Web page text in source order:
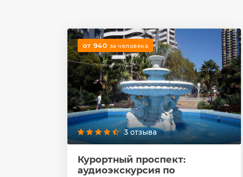
от 940 за человека
3 отзыва
Курортный проспект:
аудиоэкскурсия по